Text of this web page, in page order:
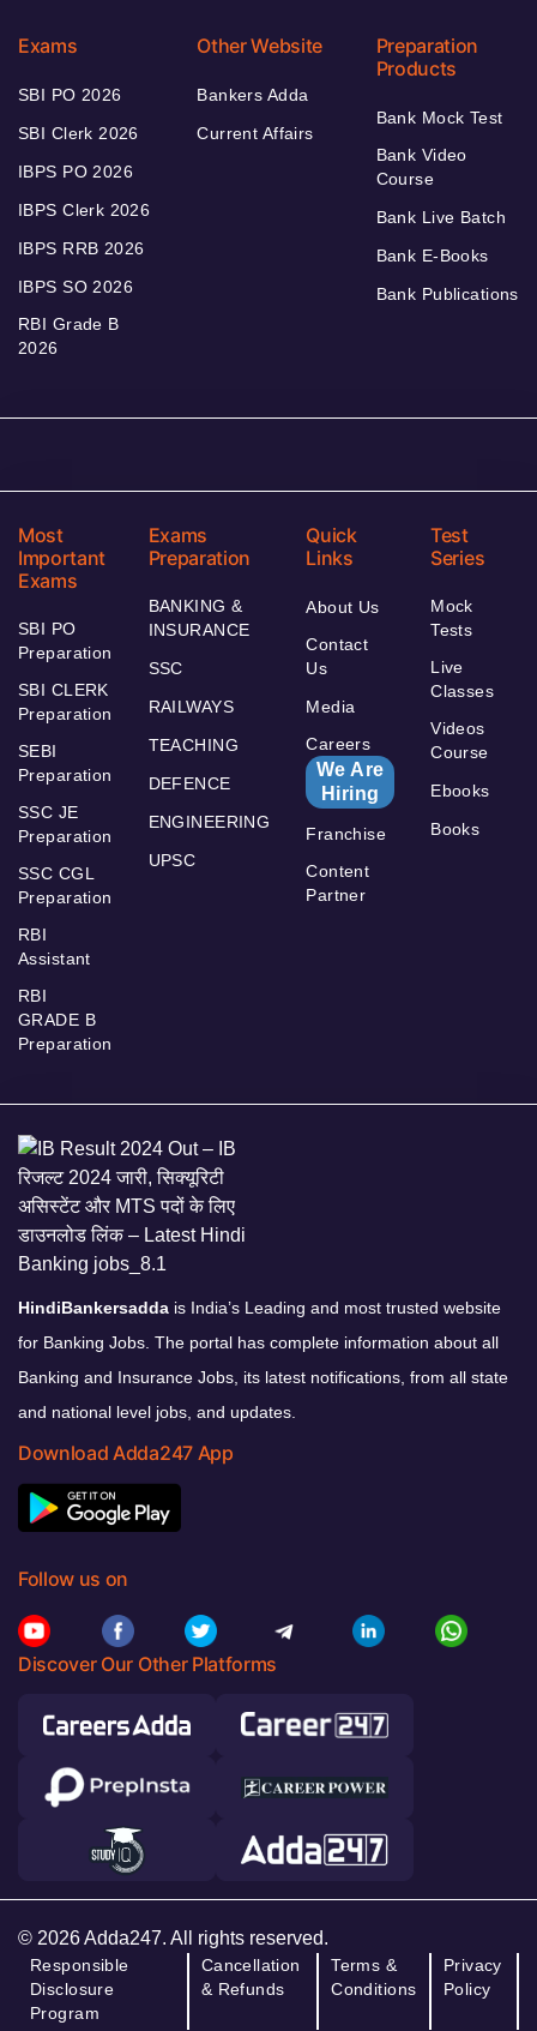
Exams
SBI PO 2026
SBI Clerk 2026
IBPS PO 2026
IBPS Clerk 2026
IBPS RRB 2026
IBPS SO 2026
RBI Grade B
2026
Other Website
Bankers Adda
Current Affairs
Preparation
Products
Bank Mock Test
Bank Video
Course
Bank Live Batch
Bank E-Books
Bank Publications
Most
Important
Exams
SBI PO
Preparation
SBI CLERK
Preparation
SEBI
Preparation
SSC JE
Preparation
SSC CGL
Preparation
RBI
Assistant
RBI
GRADE B
Preparation
Exams
Preparation
BANKING &
INSURANCE
SSC
RAILWAYS
TEACHING
DEFENCE
ENGINEERING
UPSC
Quick
Links
About Us
Contact
Us
Media
Careers
We Are
Hiring
Franchise
Content
Partner
Test
Series
Mock
Tests
Live
Classes
Videos
Course
Ebooks
Books
HindiBankersadda is India’s Leading and most trusted website
for Banking Jobs. The portal has complete information about all
Banking and Insurance Jobs, its latest notifications, from all state
and national level jobs, and updates.
Download Adda247 App
Follow us on
Discover Our Other Platforms
© 2026 Adda247. All rights reserved.
Responsible
Disclosure
Program
Cancellation
& Refunds
Terms &
Conditions
Privacy
Policy